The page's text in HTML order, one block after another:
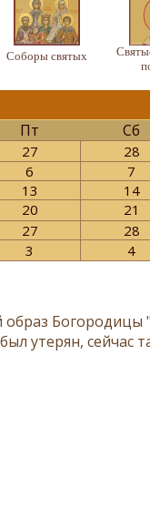
Соборы святых
Пт Сб
27 28
6 7
13 14
20 21
27 28
3 4
об­раз
уте­рян, сей­час